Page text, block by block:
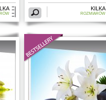
KILKA
ROZMIARÓW